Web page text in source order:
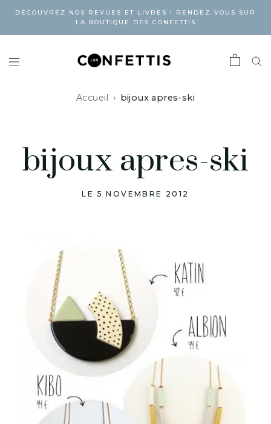
DÉCOUVREZ NOS REVUES ET LIVRES ! RENDEZ-VOUS SUR
LA BOUTIQUE DES CONFETTIS
Accueil bijoux apres-ski
bijoux apres-ski
LE 5 NOVEMBRE 2012